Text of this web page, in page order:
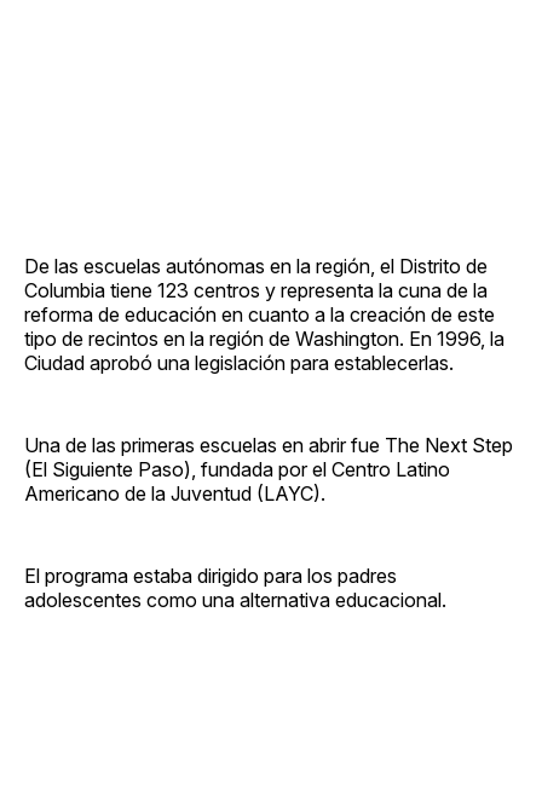
De las escuelas autónomas en la región, el Distrito de
Columbia tiene 123 centros y representa la cuna de la
reforma de educación en cuanto a la creación de este
tipo de recintos en la región de Washington. En 1996, la
Ciudad aprobó una legislación para establecerlas.
Una de las primeras escuelas en abrir fue The Next Step
(El Siguiente Paso), fundada por el Centro Latino
Americano de la Juventud (LAYC).
El programa estaba dirigido para los padres
adolescentes como una alternativa educacional.